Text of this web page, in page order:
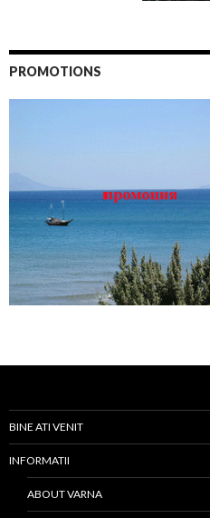
PROMOTIONS
BINE ATI VENIT
INFORMATII
ABOUT VARNA